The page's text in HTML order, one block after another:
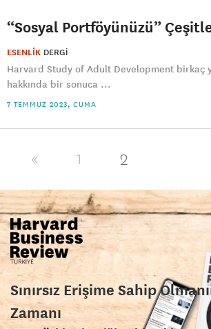
“Sosyal Portföyünüzü”
ESENLİK DERGI
​Harvard Study of Adult Development birkaç
hakkında bir sonuca ...
7 TEMMUZ 2023, CUMA
« 1 2
Sınırsız Erişime Sahip
Zamanı